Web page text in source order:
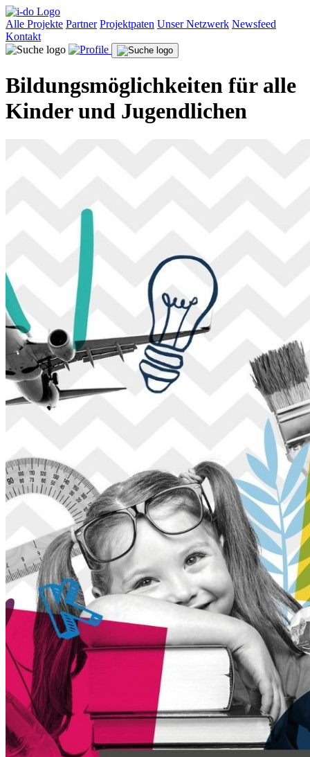
Alle Projekte Partner Projektpaten Unser Netzwerk Newsfeed
Kontakt
Bildungsmöglichkeiten für alle
Kinder und Jugendlichen